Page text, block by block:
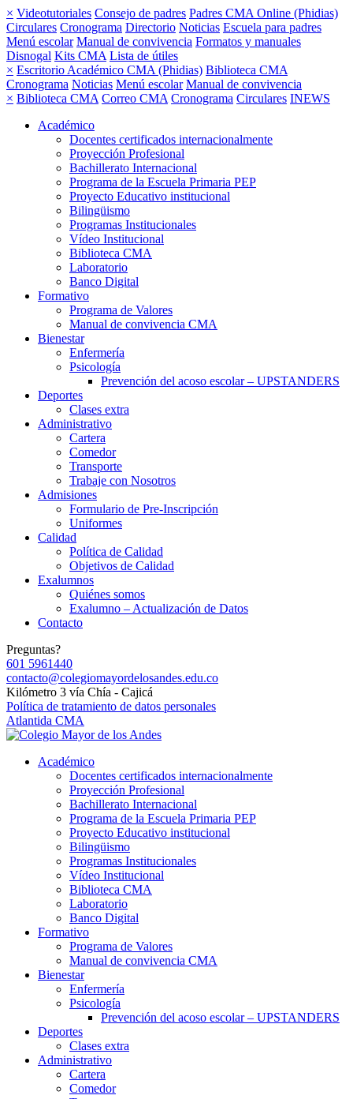
× Videotutoriales Consejo de padres Padres CMA Online (Phidias)
Circulares Cronograma Directorio Noticias Escuela para padres
Menú escolar Manual de convivencia Formatos y manuales
Disnogal Kits CMA Lista de útiles
× Escritorio Académico CMA (Phidias) Biblioteca CMA
Cronograma Noticias Menú escolar Manual de convivencia
× Biblioteca CMA Correo CMA Cronograma Circulares INEWS
Académico
Docentes certificados internacionalmente
Proyección Profesional
Bachillerato Internacional
Programa de la Escuela Primaria PEP
Proyecto Educativo institucional
Bilingüismo
Programas Institucionales
Vídeo Institucional
Biblioteca CMA
Laboratorio
Banco Digital
Formativo
Programa de Valores
Manual de convivencia CMA
Bienestar
Enfermería
Psicología
Prevención del acoso escolar – UPSTANDERS
Deportes
Clases extra
Administrativo
Cartera
Comedor
Transporte
Trabaje con Nosotros
Admisiones
Formulario de Pre-Inscripción
Uniformes
Calidad
Política de Calidad
Objetivos de Calidad
Exalumnos
Quiénes somos
Exalumno – Actualización de Datos
Contacto
Preguntas?
601 5961440
contacto@colegiomayordelosandes.edu.co
Kilómetro 3 vía Chía - Cajicá
Política de tratamiento de datos personales
Atlantida CMA
Académico
Docentes certificados internacionalmente
Proyección Profesional
Bachillerato Internacional
Programa de la Escuela Primaria PEP
Proyecto Educativo institucional
Bilingüismo
Programas Institucionales
Vídeo Institucional
Biblioteca CMA
Laboratorio
Banco Digital
Formativo
Programa de Valores
Manual de convivencia CMA
Bienestar
Enfermería
Psicología
Prevención del acoso escolar – UPSTANDERS
Deportes
Clases extra
Administrativo
Cartera
Comedor